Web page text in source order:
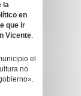
la
en
que ir
Vicente.
el
no